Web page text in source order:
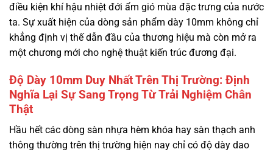
điều kiện khí hậu nhiệt đới ẩm gió mùa đặc trưng của nước
ta. Sự xuất hiện của dòng sản phẩm dày 10mm không chỉ
khẳng định vị thế dẫn đầu của thương hiệu mà còn mở ra
một chương mới cho nghệ thuật kiến trúc đương đại.
Độ Dày 10mm Duy Nhất Trên Thị Trường: Định
Nghĩa Lại Sự Sang Trọng Từ Trải Nghiệm Chân
Thật
Hầu hết các dòng sàn nhựa hèm khóa hay sàn thạch anh
thông thường trên thị trường hiện nay chỉ có độ dày dao